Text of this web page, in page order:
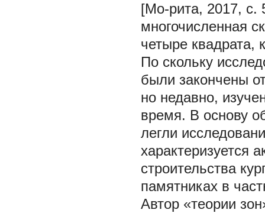
[Мо-рита, 2017, с.
многочисленная
четыре квадрата,
По скольку
были закончены
но недавно,
время. В основу
легли
характеризуется
строительства
памятниках в
Автор «теории